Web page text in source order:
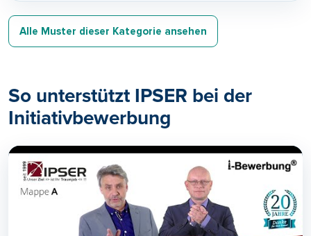
Alle Muster dieser Kategorie ansehen
So unterstützt IPSER bei der
Initiativbewerbung